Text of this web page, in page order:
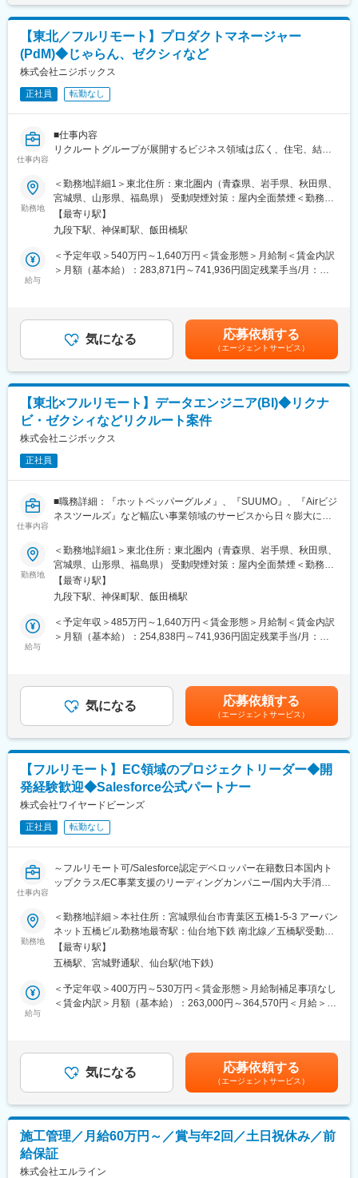
・クラウドの最新技術を取り入れて効率化を実施している
■働き方
・兼業（副業）OK
・リモートワーク制度：働き方の選択肢を増やし生産性を向上さ
せるため、自宅または会社の指定する就業場所など、働く場所を
任意で選択することができます。
変更の範囲：無
・新規/既存の割合：入社時5：5／2年後3：7／3年後2：8
・新規開拓よりも、既存顧客の取引金額を大きくしていく深耕型
の営業
・ただ枠を売るという性質のものではなく、大学の学生募集コン
サルティング、デジタルマーケティングコンサルティング的な側
面の強い営業
・出張の頻度は月に2回程度
（1）成果に応じた高い昇給実績
・全営業メンバーの平均昇給額：61万7000円（年間昇給率
・上位30%の営業メンバーの平均昇給額：110万円（年間昇給率
+14.7%）※
・全体として、成果を挙げた人は適切に昇給する会社です
（2）コンサルティング営業としての企画力/営業力を磨ける
・大学の広報予算が数億円規模と大きく、提案できるソリューシ
ョンの幅が広いため、 コンサルティング営業としての企画力や営
業力を磨くことができます。
選択肢を広げるというやりがいがあります。
※2024年度→2025年度における昇給額を集計。なお、一時的なイ
■提供できる機会・経験：
（1）エンタープライズセールスのスキル・経験
マーケットバリューの高いスキルである、エンタープライズセー
ルスのスキル・経験、また深耕型営業のスキル・経験を身につけ
ることができます。
（2）デジタルマーケティング全般のスキル・経験
マーケットバリューの高いスキルである、デジタルマーケティン
グ全般のスキル・経験を身につけることができます。
支給。賃金はあくまでも目安の金額であり、選考を通じて上下す
る可能性があります。月給(月額)は固定手当を含めた表記です。
【東北／フルリモート】プロダクトマネージャー
(PdM)◆じゃらん、ゼクシィなど
株式会社ニジボックス
正社員 転勤なし
仕事内容
■仕事内容
リクルートグループが展開するビジネス領域は広く、住宅、結
り添う形で多岐に渡るサービスを提供しており、ニジボックスは
グループの一員として、SUUMOやゼクシィ、ホットペッパー、
じゃらん、リクナビなどの国内最大級のメディアの開発ディレク
ションに従事する、開発ディレクターを募集しています。
■業務詳細
リクルートグループのプロダクト開発ディレクションをお任せい
す。
- サービスのエンハンス開発要件に応じたシステム要求事項の整理
- ユーザー体験を考慮した仕様策定
- エンジニアへの仕様説明
＜リリース準備フェーズ＞
- ユーザーに向けてのコミュニケーション設計
- リリース後の様々なリスクへの対応計画
リリース後は効果測定や運用などもご担当いただきます。
※プログラミング実装などの実際に手を動かす業務は発生しませ
【事例1】
決済サービス、『Airペイ』における通信回線切り替えプロジェク
ト
サービスで利用している通信回線の廃止に伴う、安全かつスムー
ズな新回線へのリプレース
・現行仕様と新仕様の差分整理、移行計画の策定、業務運用フロ
ーの変更整理を主導
・結果、サービス稼働中における難易度の高い切り替えを無事に
完遂
■働き方
・兼業（副業）OK
・土日や祝日にプラスして、個人で設定できる「フレキシブル休
日」があります（2024年度は14日間。日数は年度によって前後し
児休暇」や時短勤務の選択等、育児と仕事の両立支援をする制度
があります。また、産前産後休暇、育児休職は法に則った取得が
変更の範囲：無
勤務地
＜勤務地詳細1＞東北住所：東北圏内（青森県、岩手県、秋田県、
宮城県、山形県、福島県） 受動喫煙対策：屋内全面禁煙＜勤務地
詳細2＞本社住所：東京都千代田区九段北1丁目14-6 九段坂上KS
ビル 南棟4階勤務地最寄駅：東京メトロ東西線半蔵門線／九段下
（リモートワーク含む）
【最寄り駅】
九段下駅、神保町駅、飯田橋駅
給与
＜予定年収＞540万円～1,640万円＜賃金形態＞月給制＜賃金内訳
＞月額（基本給）：283,871円～741,936円固定残業手当/月：
給与詳細は、経験、能力、年齢を考慮の上決定します。■賞与：年
2回（6月、12月）賃金はあくまでも目安の金額であり、選考を通
じて上下する可能性があります。月給(月額)は固定手当を含めた表
記です。
気になる 応募依頼する
（エージェントサービス）
【東北×フルリモート】データエンジニア(BI)◆リクナ
ビ・ゼクシィなどリクルート案件
株式会社ニジボックス
正社員
仕事内容
■職務詳細：『ホットペッパーグルメ』、『SUUMO』、『Airビジ
ネスツールズ』など幅広い事業領域のサービスから日々膨大に蓄
ブンな意思決定支援を実現するために、ソフトウェア・エンジニ
アリングの手法を活用しながら、信頼性・作業効率性の高いデー
タ環境の整備や BI ダッシュボードの開発などを推進します。
◎BIダッシュボードの設計・最適化
・数百万～数千万件のデータを扱うダッシュボードを
Tableau/Looker(Looker Studio)などのBIツールで構築
例：Tableau Cloud経由でBigQueryに発行されるクエリの最適
化、ビューのキャッシュ制御による負荷軽減
ータなど、分析に活用できるデータを収集して、利用できるよう
に加工して提供
・Webログ、広告、CRMなど複数のデータソースを統合し、分析
しやすく・高速に動作するデータマートを設計、開発
◎データの利便維持と品質管理のためのデータマネジメント
・TB～PB級のデータのセキュリティやメタデータ管理をするため
のデータマネジメントのスキルが求められる
・データマートの要件やロジックを考慮したデータテストを実施
し、高品質なデータ分析環境を提供する
■働き方
・副業OK
・残業：月間の平均残業時間は6時間程度。
・リモートワーク制度：自宅または会社の指定する就業場所な
■ポジションの魅力：
◎大規模なデータ処理を経験できる
数億レコード規模のデータを扱い、サービス本体、営業、マー
ケ、アクセスログなど取得元の異なるデータの統合・加工を実現
するスケーラブルな基盤を構築する経験ができます。
変更の範囲：無
勤務地
＜勤務地詳細1＞東北住所：東北圏内（青森県、岩手県、秋田県、
宮城県、山形県、福島県） 受動喫煙対策：屋内全面禁煙＜勤務地
詳細2＞本社住所：東京都千代田区九段北1丁目14-6 九段坂上KS
ビル 南棟4階勤務地最寄駅：東京メトロ東西線半蔵門線／九段下
（リモートワーク含む）
【最寄り駅】
九段下駅、神保町駅、飯田橋駅
給与
＜予定年収＞485万円～1,640万円＜賃金形態＞月給制＜賃金内訳
＞月額（基本給）：254,838円～741,936円固定残業手当/月：
給与詳細は、経験、能力、年齢を考慮の上決定します。賃金はあ
くまでも目安の金額であり、選考を通じて上下する可能性があり
ます。月給(月額)は固定手当を含めた表記です。
気になる 応募依頼する
（エージェントサービス）
【フルリモート】EC領域のプロジェクトリーダー◆開
発経験歓迎◆Salesforce公式パートナー
株式会社ワイヤードビーンズ
正社員 転勤なし
仕事内容
～フルリモート可/Salesforce認定デベロッパー在籍数日本国内ト
ップクラス/EC事業支援のリーディングカンパニー/国内大手消費
■業務内容：
顧客のECサイト構築全般のプロジェクトマネジメントを担当して
いただきます。当社は一次請け企業として、お客様から直接お話
を伺い、要件定義から開発、運用まで承っており、PLとして仕事
の幅を広げることが可能です。加えて知名度の高いブランドのEコ
マースに携われることや、顧客体験価値の最大化を通し、自らの
・プロジェクトの進捗管理／課題管理
・クライアントや外部ベンダーとの折衝
■開発環境：
・開発言語（マークアップ含む）：JavaScript、HTML、SCSS、
XML、Apex、VB、Python、GO、PHP、TypeScript、SQL
勤務地
＜勤務地詳細＞本社住所：宮城県仙台市青葉区五橋1-5-3 アーバン
ネット五橋ビル勤務地最寄駅：仙台地下鉄 南北線／五橋駅受動喫
煙対策：屋内全面禁煙
【最寄り駅】
五橋駅、宮城野通駅、仙台駅(地下鉄)
給与
＜予定年収＞400万円～530万円＜賃金形態＞月給制補足事項なし
＜賃金内訳＞月額（基本給）：263,000円～364,570円＜月給＞
以上のオファーの可能性もございます。賃金はあくまでも目安の
金額であり、選考を通じて上下する可能性があります。月給(月額)
は固定手当を含めた表記です。
気になる 応募依頼する
（エージェントサービス）
施工管理／月給60万円～／賞与年2回／土日祝休み／前
給保証
株式会社エルライン